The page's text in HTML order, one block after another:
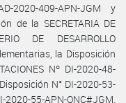
2020-409-APN-JGM y
de la SECRETARIA DE
DE DESARROLLO
la Disposición
Nº DI-2020-48-
N° DI-2020-53-
55-APN-ONC#JGM,